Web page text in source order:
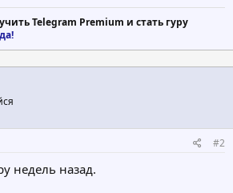
Telegram Premium и стать гуру
#2
недель назад.